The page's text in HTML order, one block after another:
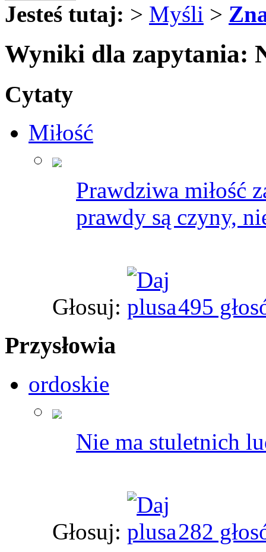
Jesteś tutaj: > Myśli >
Wyniki dla zapytania:
Cytaty
Miłość
Prawdziwa miłość
prawdy są czyny,
Głosuj: 495
Przysłowia
ordoskie
Nie ma stuletnich
Głosuj: 282